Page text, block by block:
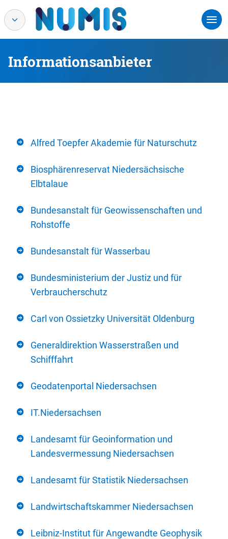
Informationsanbieter
Alfred Toepfer Akademie für Naturschutz
Biosphärenreservat Niedersächsische
Elbtalaue
Bundesanstalt für Geowissenschaften und
Rohstoffe
Bundesanstalt für Wasserbau
Bundesministerium der Justiz und für
Verbraucherschutz
Carl von Ossietzky Universität Oldenburg
Generaldirektion Wasserstraßen und
Schifffahrt
Geodatenportal Niedersachsen
IT.Niedersachsen
Landesamt für Geoinformation und
Landesvermessung Niedersachsen
Landesamt für Statistik Niedersachsen
Landwirtschaftskammer Niedersachsen
Leibniz-Institut für Angewandte Geophysik